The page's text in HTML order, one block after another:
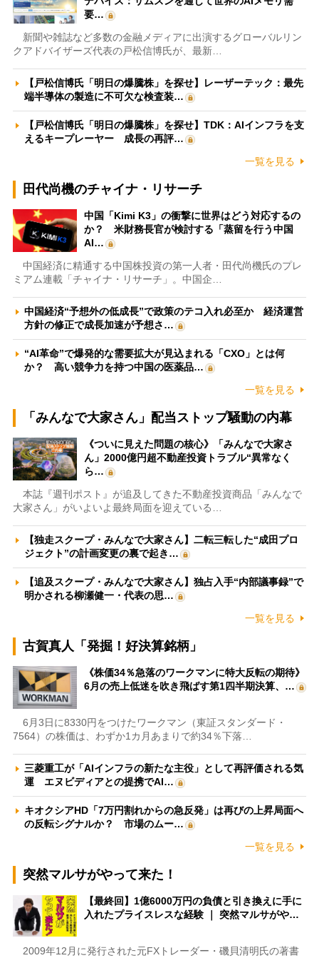
要…
新聞や雑誌など多数の金融メディアに出演するグローバルリン
クアドバイザーズ代表の戸松信博氏が、最新…
【戸松信博氏「明日の爆騰株」を探せ】レーザーテック：最先
端半導体の製造に不可欠な検査装…
【戸松信博氏「明日の爆騰株」を探せ】TDK：AIインフラを支
えるキープレーヤー 成長の再評…
一覧を見る
田代尚機のチャイナ・リサーチ
中国「Kimi K3」の衝撃に世界はどう対応するの
か？ 米財務長官が検討する「蒸留を行う中国
AI…
中国経済に精通する中国株投資の第一人者・田代尚機氏のプレ
ミアム連載「チャイナ・リサーチ」。中国企…
中国経済“予想外の低成長”で政策のテコ入れ必至か 経済運営
方針の修正で成長加速が予想さ…
“AI革命”で爆発的な需要拡大が見込まれる「CXO」とは何
か？ 高い競争力を持つ中国の医薬品…
一覧を見る
「みんなで大家さん」配当ストップ騒動の内幕
《ついに見えた問題の核心》「みんなで大家さ
ん」2000億円超不動産投資トラブル“異常なく
ら…
本誌『週刊ポスト』が追及してきた不動産投資商品「みんなで
大家さん」がいよいよ最終局面を迎えている…
【独走スクープ・みんなで大家さん】二転三転した“成田プロ
ジェクト”の計画変更の裏で起き…
【追及スクープ・みんなで大家さん】独占入手“内部議事録”で
明かされる柳瀬健一・代表の思…
一覧を見る
古賀真人「発掘！好決算銘柄」
《株価34％急落のワークマンに特大反転の期待》
6月の売上低迷を吹き飛ばす第1四半期決算、…
6月3日に8330円をつけたワークマン（東証スタンダード・
7564）の株価は、わずか1カ月あまりで約34％下落…
三菱重工が「AIインフラの新たな主役」として再評価される気
運 エヌビディアとの提携でAI…
キオクシアHD「7万円割れからの急反発」は再びの上昇局面へ
の反転シグナルか？ 市場のムー…
一覧を見る
突然マルサがやって来た！
【最終回】1億6000万円の負債と引き換えに手に
入れたプライスレスな経験 ｜ 突然マルサがや…
2009年12月に発行された元FXトレーダー・磯貝清明氏の著書